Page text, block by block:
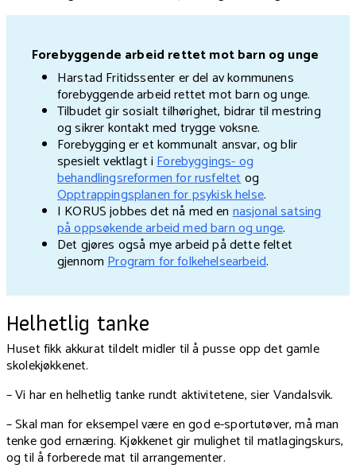
Forebyggende arbeid rettet mot barn og unge
Harstad Fritidssenter er del av kommunens
forebyggende arbeid rettet mot barn og unge.
Tilbudet gir sosialt tilhørighet, bidrar til mestring
og sikrer kontakt med trygge voksne.
Forebygging er et kommunalt ansvar, og blir
spesielt vektlagt iForebyggings- og
behandlingsreformen for rusfeltetog
Opptrappingsplanen for psykisk helse.
I KORUS jobbes det nå med ennasjonal satsing
på oppsøkende arbeid med barn og unge.
Det gjøres også mye arbeid på dette feltet
gjennomProgram for folkehelsearbeid.
Helhetlig tanke
Huset fikk akkurat tildelt midler til å pusse opp det gamle
skolekjøkkenet.
– Vi har en helhetlig tanke rundt aktivitetene, sier Vandalsvik.
– Skal man for eksempel være en god e-sportutøver, må man
tenke god ernæring. Kjøkkenet gir mulighet til matlagingskurs,
og til å forberede mat til arrangementer.